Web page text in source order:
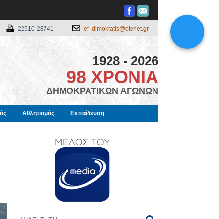
22510-28741 ef_dimokratis@otenet.gr
1928 - 2026
98 ΧΡΟΝΙΑ
ΔΗΜΟΚΡΑΤΙΚΩΝ ΑΓΩΝΩΝ
Αθλητισμός Εκπαίδευση